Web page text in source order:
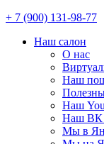
+ 7 (900) 131-98-77
Наш салон
О нас
Наш
Наш
Наш ВК
Мы в